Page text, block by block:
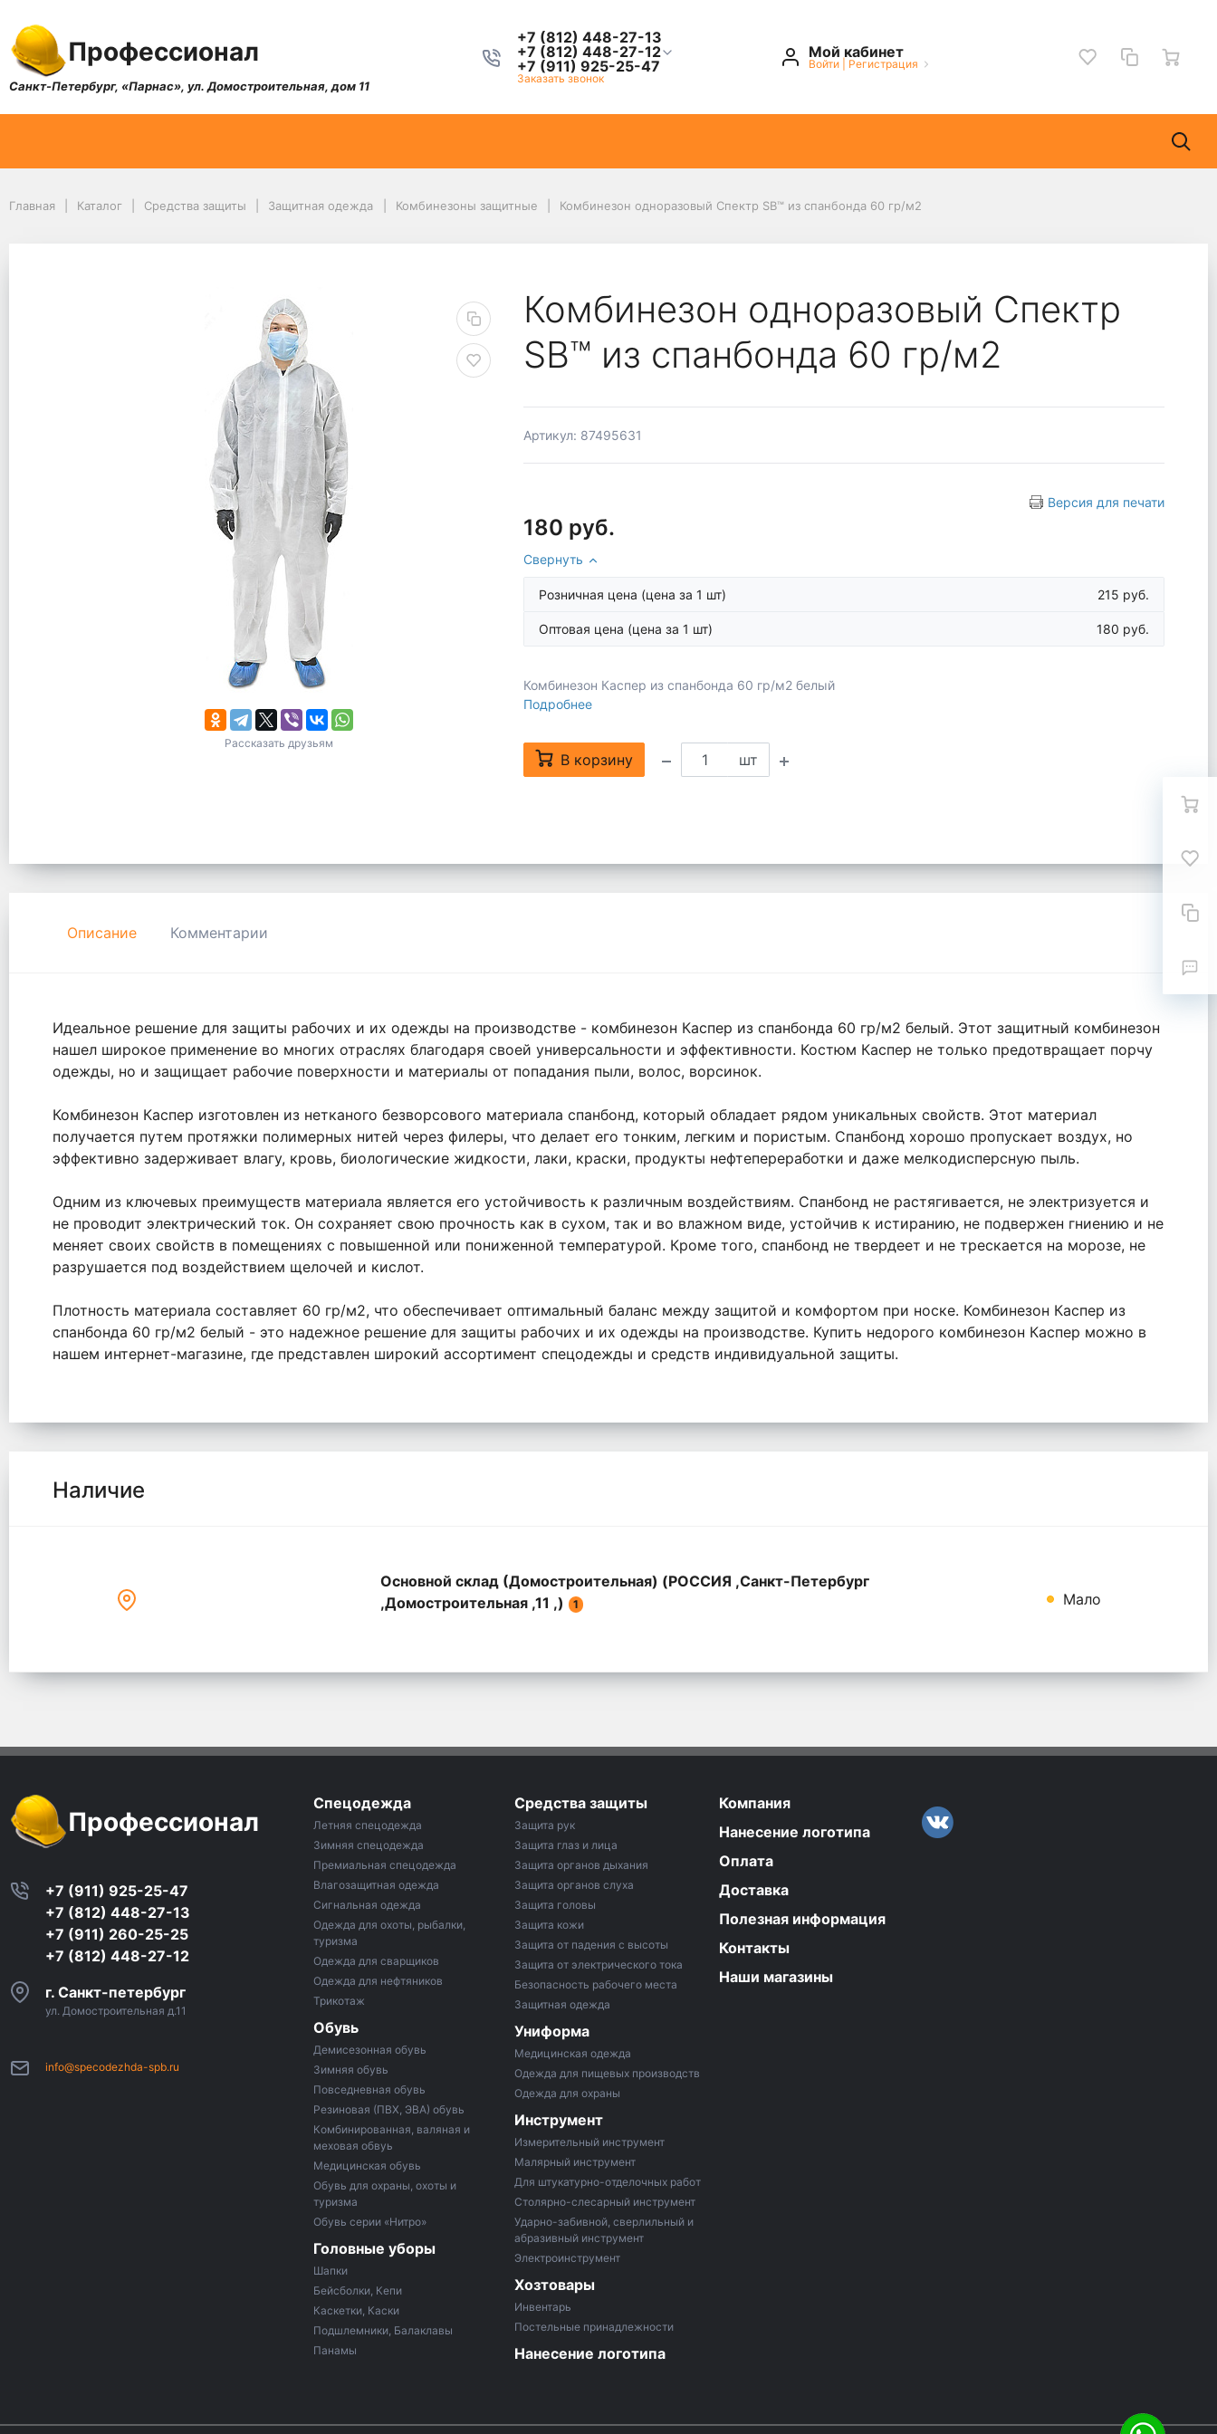
Профессионал
Санкт-Петербург, «Парнас», ул. Домостроительная, дом 11
+7 (812) 448-27-13
+7 (812) 448-27-12
+7 (911) 925-25-47
Заказать звонок
Мой кабинет
Войти Регистрация
Главная Каталог Средства защиты Защитная одежда Комбинезоны защитные Комбинезон одноразовый Спектр SB™ из спанбонда 60 гр/м2
Рассказать друзьям
Комбинезон одноразовый Спектр
SB™ из спанбонда 60 гр/м2
Артикул: 87495631
Версия для печати
180 руб.
Свернуть
Розничная цена (цена за 1 шт) 215 руб.
Оптовая цена (цена за 1 шт) 180 руб.
Комбинезон Каспер из спанбонда 60 гр/м2 белый
Подробнее
В корзину шт
Описание Комментарии
Идеальное решение для защиты рабочих и их одежды на производстве - комбинезон Каспер из спанбонда 60 гр/м2 белый. Этот защитный комбинезон
нашел широкое применение во многих отраслях благодаря своей универсальности и эффективности. Костюм Каспер не только предотвращает порчу
одежды, но и защищает рабочие поверхности и материалы от попадания пыли, волос, ворсинок.
Комбинезон Каспер изготовлен из нетканого безворсового материала спанбонд, который обладает рядом уникальных свойств. Этот материал
получается путем протяжки полимерных нитей через филеры, что делает его тонким, легким и пористым. Спанбонд хорошо пропускает воздух, но
эффективно задерживает влагу, кровь, биологические жидкости, лаки, краски, продукты нефтепереработки и даже мелкодисперсную пыль.
Одним из ключевых преимуществ материала является его устойчивость к различным воздействиям. Спанбонд не растягивается, не электризуется и
не проводит электрический ток. Он сохраняет свою прочность как в сухом, так и во влажном виде, устойчив к истиранию, не подвержен гниению и не
меняет своих свойств в помещениях с повышенной или пониженной температурой. Кроме того, спанбонд не твердеет и не трескается на морозе, не
разрушается под воздействием щелочей и кислот.
Плотность материала составляет 60 гр/м2, что обеспечивает оптимальный баланс между защитой и комфортом при носке. Комбинезон Каспер из
спанбонда 60 гр/м2 белый - это надежное решение для защиты рабочих и их одежды на производстве. Купить недорого комбинезон Каспер можно в
нашем интернет-магазине, где представлен широкий ассортимент спецодежды и средств индивидуальной защиты.
Наличие
Основной склад (Домостроительная) (РОССИЯ ,Санкт-Петербург
,Домостроительная ,11 ,)
1 Мало
Профессионал
+7 (911) 925-25-47
+7 (812) 448-27-13
+7 (911) 260-25-25
+7 (812) 448-27-12
г. Санкт-петербург
ул. Домостроительная д.11
info@specodezhda-spb.ru
Спецодежда
Летняя спецодежда
Зимняя спецодежда
Премиальная спецодежда
Влагозащитная одежда
Сигнальная одежда
Одежда для охоты, рыбалки,
туризма
Одежда для сварщиков
Одежда для нефтяников
Трикотаж
Обувь
Демисезонная обувь
Зимняя обувь
Повседневная обувь
Резиновая (ПВХ, ЭВА) обувь
Комбинированная, валяная и
меховая обвуь
Медицинская обувь
Обувь для охраны, охоты и
туризма
Обувь серии «Нитро»
Головные уборы
Шапки
Бейсболки, Кепи
Каскетки, Каски
Подшлемники, Балаклавы
Панамы
Средства защиты
Защита рук
Защита глаз и лица
Защита органов дыхания
Защита органов слуха
Защита головы
Защита кожи
Защита от падения с высоты
Защита от электрического тока
Безопасность рабочего места
Защитная одежда
Униформа
Медицинская одежда
Одежда для пищевых производств
Одежда для охраны
Инструмент
Измерительный инструмент
Малярный инструмент
Для штукатурно-отделочных работ
Столярно-слесарный инструмент
Ударно-забивной, сверлильный и
абразивный инструмент
Электроинструмент
Хозтовары
Инвентарь
Постельные принадлежности
Нанесение логотипа
Компания
Нанесение логотипа
Оплата
Доставка
Полезная информация
Контакты
Наши магазины